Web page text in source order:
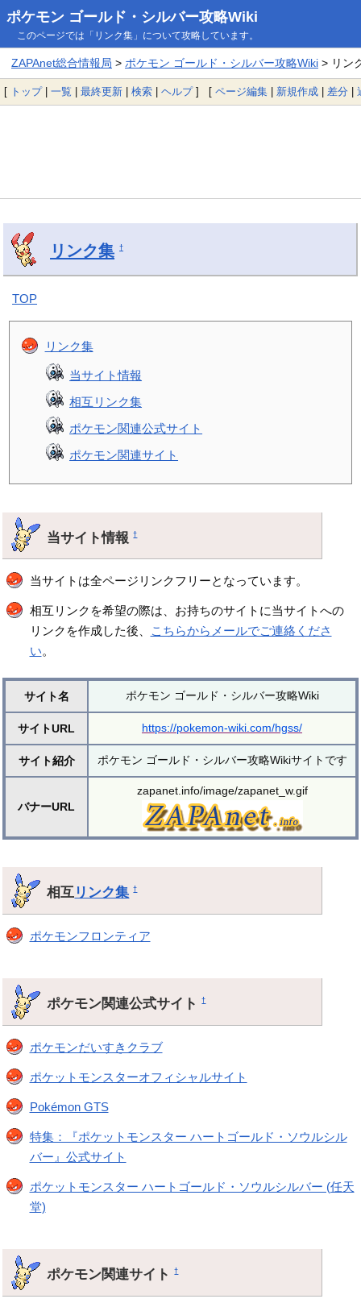
ポケモン ゴールド・シルバー攻略Wiki
このページでは「リンク集」について攻略しています。
ZAPAnet総合情報局 > ポケモン ゴールド・シルバー攻略Wiki> リン
[ トップ| 一覧 | 最終更新 | 検索 | ヘルプ] [ ページ編集 | 新規作成 | 差分 |
リンク集 †
TOP
リンク集
当サイト情報
相互リンク集
ポケモン関連公式サイト
ポケモン関連サイト
当サイト情報†
当サイトは全ページリンクフリーとなっています。
相互リンクを希望の際は、お持ちのサイトに当サイトへの
リンクを作成した後、
こちらからメールでご連絡くださ
い。
サイト名 ポケモン ゴールド・シルバー攻略Wiki
サイトURL https://pokemon-wiki.com/hgss/
サイト紹介 ポケモン ゴールド・シルバー攻略Wikiサイトです
バナーURL
zapanet.info/image/zapanet_w.gif
相互 リンク集 †
ポケモンフロンティア
ポケモン関連公式サイト†
ポケモンだいすきクラブ
ポケットモンスターオフィシャルサイト
Pokémon GTS
特集：『ポケットモンスター ハートゴールド・ソウルシル
バー』公式サイト
ポケットモンスター ハートゴールド・ソウルシルバー (任天
堂)
ポケモン関連サイト†